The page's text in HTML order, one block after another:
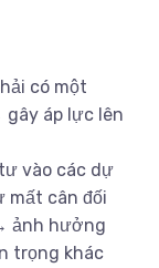
có một
áp lực lên
vào các dự
mất cân đối
ảnh hưởng
trọng khác